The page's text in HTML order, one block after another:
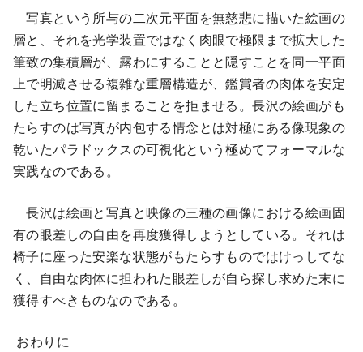
写真という所与の二次元平面を無慈悲に描いた絵画の
層と、それを光学装置ではなく肉眼で極限まで拡大した
筆致の集積層が、露わにすることと隠すことを同一平面
上で明滅させる複雑な重層構造が、鑑賞者の肉体を安定
した立ち位置に留まることを拒ませる。長沢の絵画がも
たらすのは写真が内包する情念とは対極にある像現象の
乾いたパラドックスの可視化という極めてフォーマルな
実践なのである。
長沢は絵画と写真と映像の三種の画像における絵画固
有の眼差しの自由を再度獲得しようとしている。それは
椅子に座った安楽な状態がもたらすものではけっしてな
く、自由な肉体に担われた眼差しが自ら探し求めた末に
獲得すべきものなのである。
おわりに